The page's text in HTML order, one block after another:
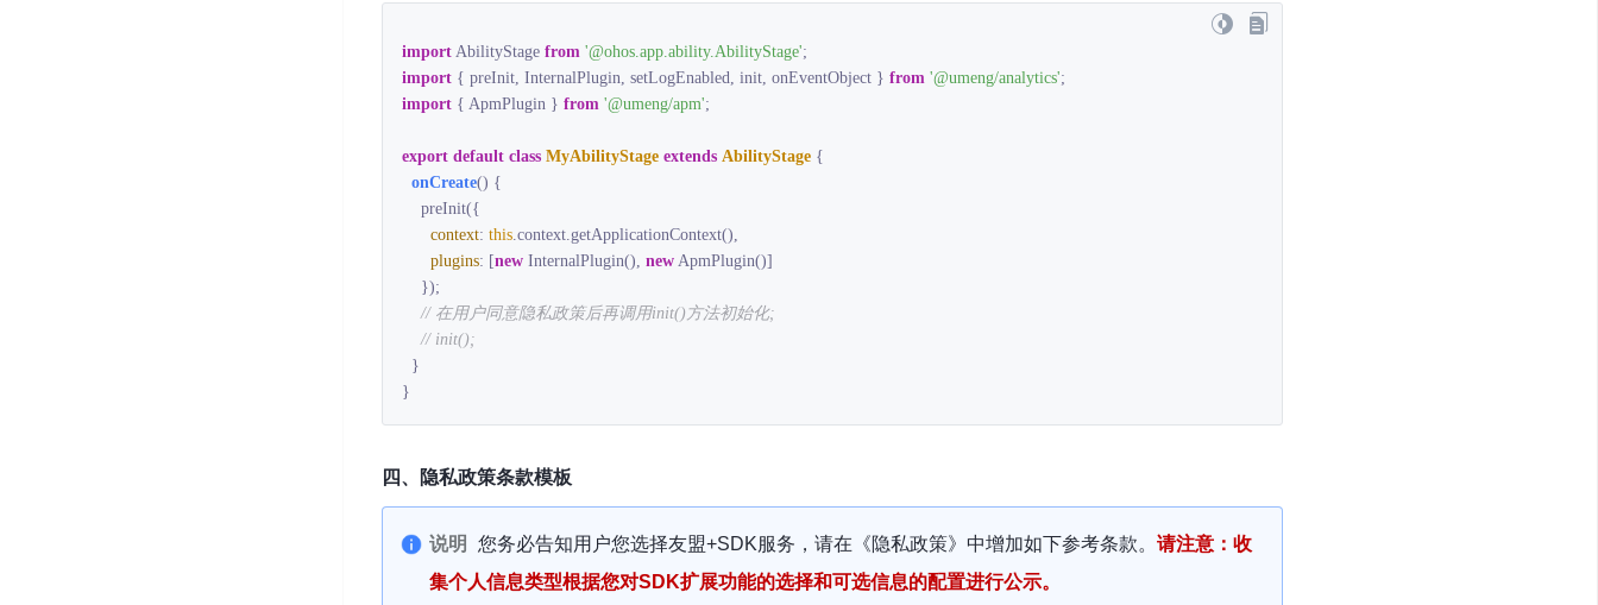
import AbilityStage from '@ohos.app.ability.AbilityStage'
import { preInit, InternalPlugin, setLogEnabled, init, onEventObject } from '@umeng/analytics'
import { ApmPlugin } from '@umeng/apm';
export default class MyAbilityStage extends AbilityStage {
onCreate() {
context: this.context.getApplicationContext(),
plugins: [new InternalPlugin(), new ApmPlugin()]
// 在用户同意隐私政策后再调用init()方法初始化;
// init();
}
四、隐私政策条款模板
说明 您务必告知用户您选择友盟+SDK服务，请在《隐私政策》中增加如下参考条款。 请注意：收
集个人信息类型根据您对SDK扩展功能的选择和可选信息的配置进行公示。